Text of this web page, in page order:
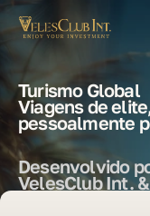
Turismo Global
Viagens de
pessoalmente
Desenvolvido
VelesClub Int.